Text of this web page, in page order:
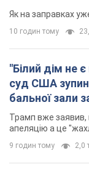
Як на заправках
10 годин тому
"Білий дім не
суд США
бальної зали
Трамп вже
апеляцію а це
9 годин тому 2,0